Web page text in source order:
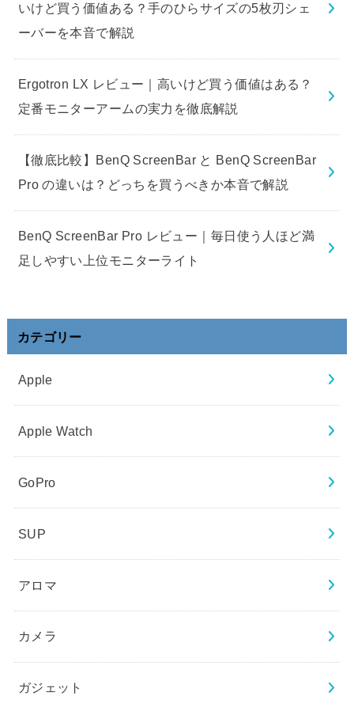
いけど買う価値ある？手のひらサイズの5枚刃シェ
ーバーを本音で解説
Ergotron LX レビュー｜高いけど買う価値はある？
定番モニターアームの実力を徹底解説
【徹底比較】BenQ ScreenBar と BenQ ScreenBar
Pro の違いは？どっちを買うべきか本音で解説
BenQ ScreenBar Pro レビュー｜毎日使う人ほど満
足しやすい上位モニターライト
カテゴリー
Apple
Apple Watch
GoPro
SUP
アロマ
カメラ
ガジェット